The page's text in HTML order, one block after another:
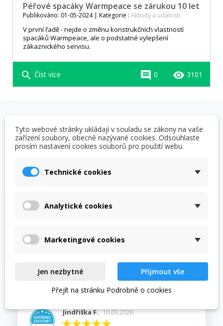
Péřové spacáky Warmpeace se zárukou 10 let
Publikováno: 01-05-2024 | Kategorie : Aktivity a události
V první řadě - nejde o změnu konstrukčních vlastností
spacáků Warmpeace, ale o podstatné vylepšení
zákaznického servisu.
search Číst více remove_red_eye 3101
comment 0
OVĚŘENO NAŠIMI
ZÁKAZNÍKY
Prohlédněte si vybraná hodnocení našich zákazníků.
Velmi rychlé bezproblémové dodání
Výběr Ceny Komunikace Pečlivé balení Rychlé odeslání
Jindřiška F. 10.03.2026
Tyto webové stránky ukládají v souladu se zákony na vaše
zařízení soubory, obecně nazývané cookies. Odsouhlaste
prosím nastavení cookies souborů pro použití webu.
Technické cookies
Analytické cookies
Marketingové cookies
Jen nezbytné
Přijmout vše
Přejít na stránku Podrobně o cookies